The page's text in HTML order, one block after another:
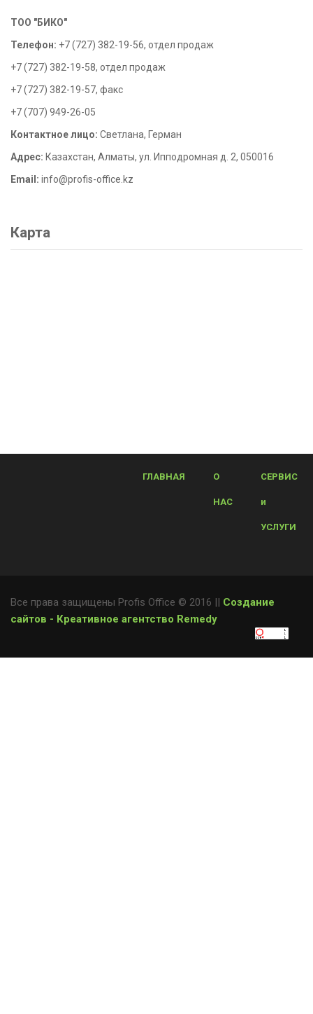
ТОО "БИКО"
Телефон: +7 (727) 382-19-56, отдел продаж
+7 (727) 382-19-58, отдел продаж
+7 (727) 382-19-57, факс
+7 (707) 949-26-05
Контактное лицо: Светлана, Герман
Адрес: Казахстан, Алматы, ул. Ипподромная д. 2, 050016
Email: info@profis-office.kz
Карта
ГЛАВНАЯ О
НАС
СЕРВИС
и
УСЛУГИ
Все права защищены Profis Office © 2016 || Создание
сайтов - Креативное агентство Remedy